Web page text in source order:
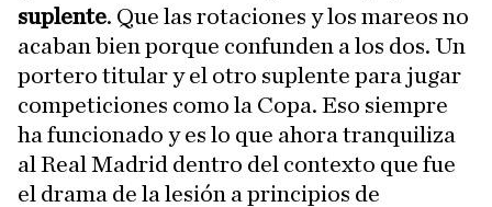
suplente. Que las rotaciones y los mareos no
acaban bien porque confunden a los dos. Un
portero titular y el otro suplente para jugar
competiciones como la Copa. Eso siempre
ha funcionado y es lo que ahora tranquiliza
al Real Madrid dentro del contexto que fue
el drama de la lesión a principios de